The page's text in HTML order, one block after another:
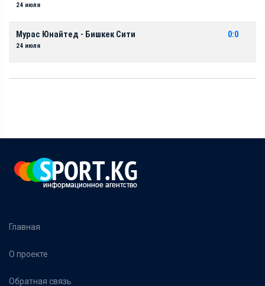
24 июля
Мурас Юнайтед - Бишкек Сити
24 июля
0:0
Главная
О проекте
Обратная связь